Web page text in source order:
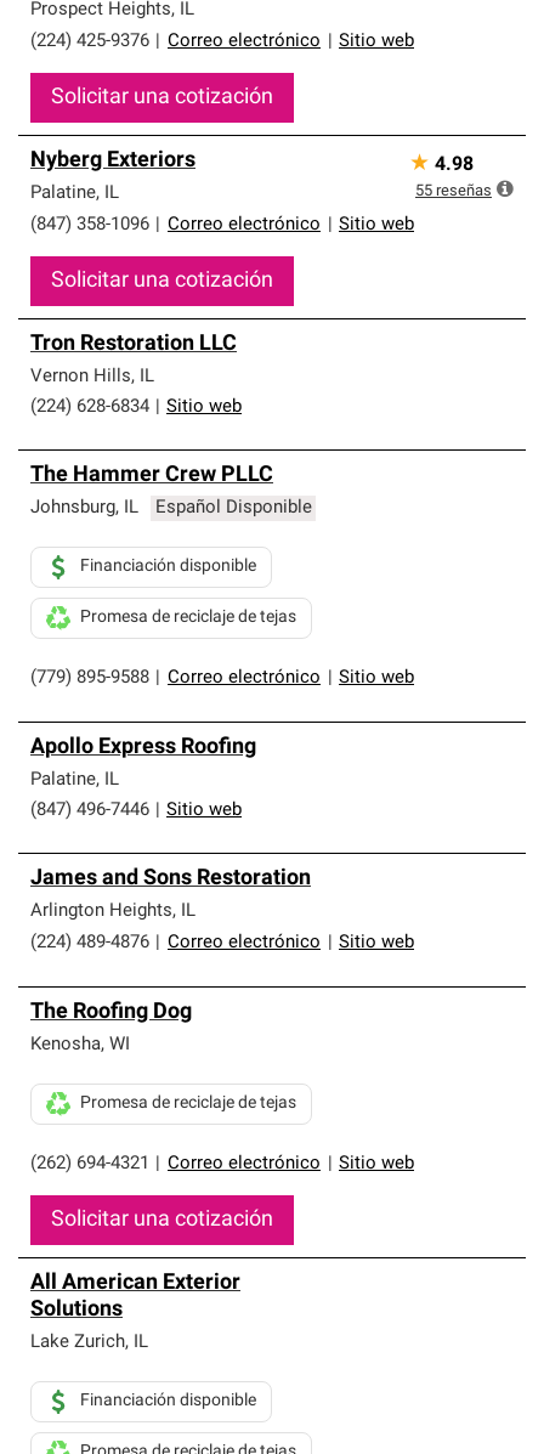
Prospect Heights, IL
(224) 425-9376
Correo electrónico Sitio web
Solicitar una cotización
Nyberg Exteriors
Palatine, IL
(847) 358-1096
Correo electrónico Sitio web
Solicitar una cotización
★ 4.98
55 reseñas
Tron Restoration LLC
Vernon Hills, IL
(224) 628-6834
Sitio web
The Hammer Crew PLLC
Johnsburg, IL Español Disponible
(779) 895-9588 Correo electrónico Sitio web
Financiación disponible
Promesa de reciclaje de tejas
Apollo Express Roofing
Palatine, IL
(847) 496-7446
Sitio web
James and Sons Restoration
Arlington Heights, IL
(224) 489-4876
Correo electrónico Sitio web
The Roofing Dog
Kenosha, WI
(262) 694-4321 Correo electrónico Sitio web
Promesa de reciclaje de tejas
Solicitar una cotización
All American Exterior
Solutions
Lake Zurich, IL
Financiación disponible